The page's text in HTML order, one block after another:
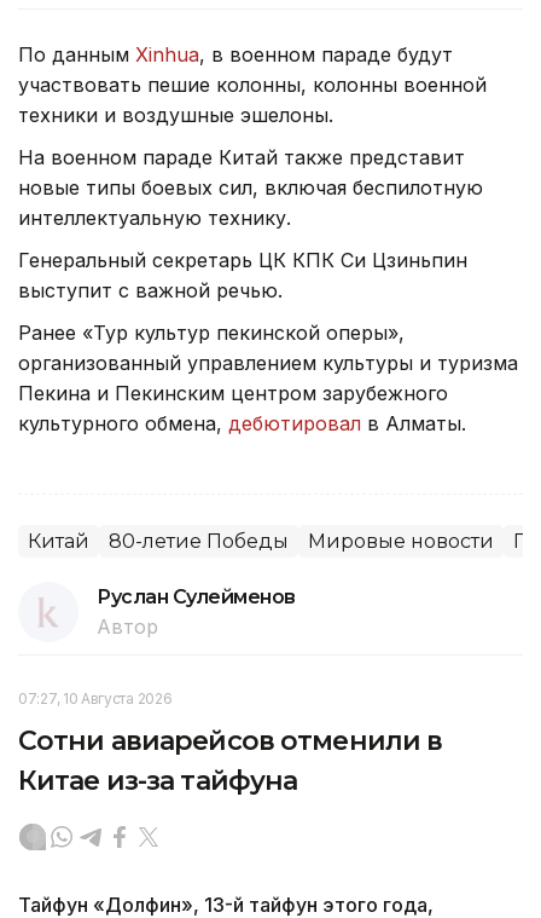
По данным Xinhua, в военном параде будут
участвовать пешие колонны, колонны военной
техники и воздушные эшелоны.
На военном параде Китай также представит
новые типы боевых сил, включая беспилотную
интеллектуальную технику.
Генеральный секретарь ЦК КПК Си Цзиньпин
выступит с важной речью.
Ранее «Тур культур пекинской оперы»,
организованный управлением культуры и туризма
Пекина и Пекинским центром зарубежного
культурного обмена, дебютировал в Алматы.
Китай 80-летие Победы Мировые новости
Руслан Сулейменов
Автор
07:27, 10 Августа 2026
Сотни авиарейсов отменили в
Китае из-за тайфуна
Тайфун «Долфин», 13-й тайфун этого года,